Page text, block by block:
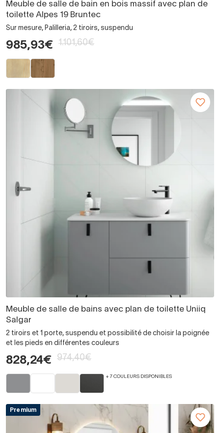
Meuble de salle de bain en bois massif avec plan de
toilette Alpes 19 Bruntec
Sur mesure, Palilleria, 2 tiroirs, suspendu
985,93€ 1.101,60€
Meuble de salle de bains avec plan de toilette Uniiq
Salgar
2 tiroirs et 1 porte, suspendu et possibilité de choisir la poignée
et les pieds en différentes couleurs
828,24€ 974,40€
+ 7 COULEURS DISPONIBLES
Premium